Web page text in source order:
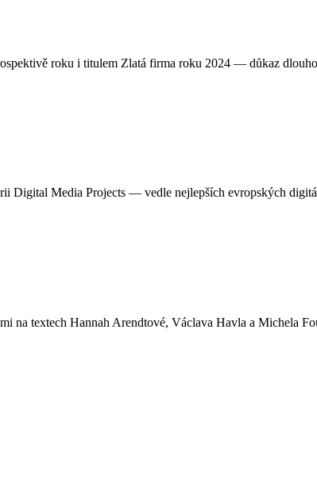
roku i titulem Zlatá firma roku 2024 — důkaz
Digital Media Projects — vedle nejlepších evropských
textech Hannah Arendtové, Václava Havla a Michela